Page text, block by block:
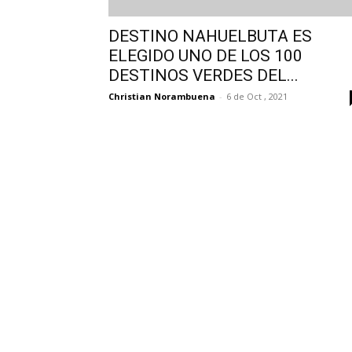
DESTINO NAHUELBUTA ES
ELEGIDO UNO DE LOS 100
DESTINOS VERDES DEL...
Christian Norambuena - 6 de Oct , 2021